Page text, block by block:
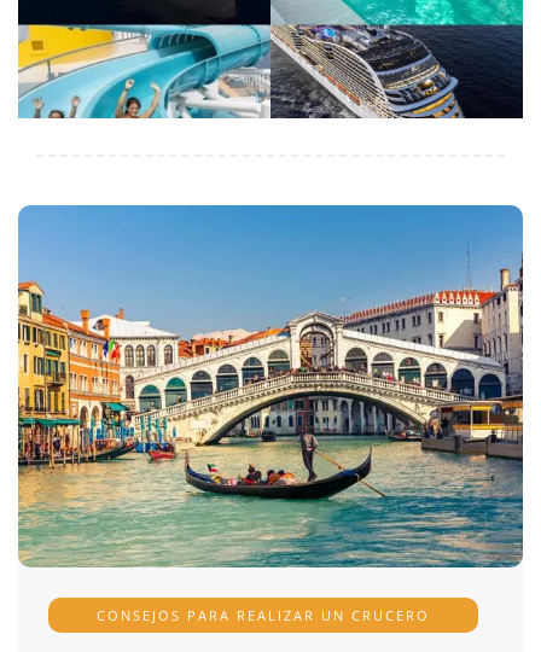
CONSEJOS PARA REALIZAR UN CRUCERO